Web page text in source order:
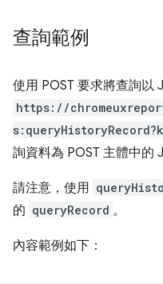
查詢範例
使用 POST 要求將查詢以
https://
詢資料為 POST 主體中的
請注意，使用
的 queryRecord 。
內容範例如下：